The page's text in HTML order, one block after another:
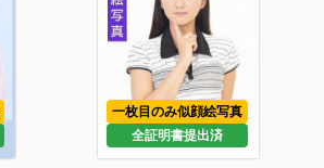
一枚目のみ似顔絵写真
全証明書提出済